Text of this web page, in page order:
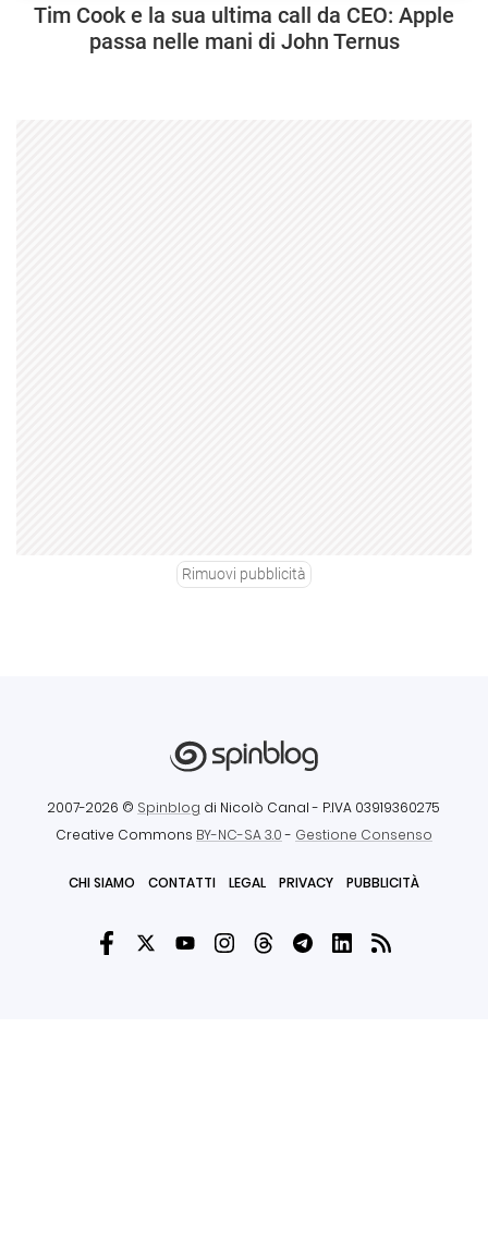
Tim Cook e la sua ultima call da CEO: Apple
passa nelle mani di John Ternus
Rimuovi pubblicità
2007-2026 © Spinblog di Nicolò Canal - P.IVA 03919360275
Creative Commons BY-NC-SA 3.0- Gestione Consenso
CHI SIAMO CONTATTI LEGAL PRIVACY PUBBLICITÀ